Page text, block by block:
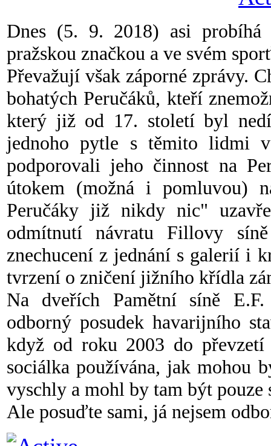
Dnes (5. 9. 2018) asi
pražskou značkou a ve svém
Převažují však záporné zprávy.
bohatých Peručáků, kteří
který již od 17. století byl
jednoho pytle s těmito lidmi
podporovali jeho činnost na
útokem (možná i pomluvou)
Peručáky již nikdy nic"
odmítnutí návratu Fillovy
znechucení z jednání s galerií i
tvrzení o zničení jižního křídla
Na dveřích Pamětní síně
odborný posudek havarijního
když od roku 2003 do
sociálka používána, jak mohou
vyschly a mohl by tam být pouze
Ale posuďte sami, já nejsem